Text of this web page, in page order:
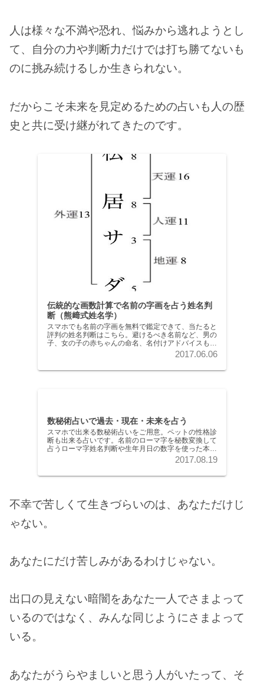
人は様々な不満や恐れ、悩みから逃れようとし
て、自分の力や判断力だけでは打ち勝てないも
のに挑み続けるしか生きられない。
だからこそ未来を見定めるための占いも人の歴
史と共に受け継がれてきたのです。
伝統的な画数計算で名前の字画を占う姓名判
断（熊﨑式姓名学）
スマホでも名前の字画を無料で鑑定できて、当たると
評判の姓名判断はこちら。避けるべき名前など、男の
子、女の子の赤ちゃんの命名、名付けアドバイスも豊
富にご用意。知人の名前で姓名判断すると、必ず「だ
からか！」と言うほど当たる熊﨑式姓名学に基づく姓
2017.06.06
数秘術占いで過去・現在・未来を占う
スマホで出来る数秘術占いをご用意。ペットの性格診
断も出来る占いです。名前のローマ字を秘数変換して
占うローマ字姓名判断や生年月日の数字を使った本格
的な数秘術占いが出来ます。数秘術占いの結果に「ゾ
ッとするくらい当たっている！」と驚かれるでしょ
2017.08.19
不幸で苦しくて生きづらいのは、あなただけじ
ゃない。
あなたにだけ苦しみがあるわけじゃない。
出口の見えない暗闇をあなた一人でさまよって
いるのではなく、みんな同じようにさまよって
いる。
あなたがうらやましいと思う人がいたって、そ